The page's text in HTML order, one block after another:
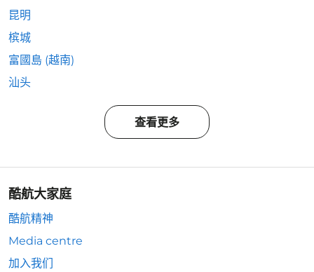
昆明
槟城
富國島 (越南)
汕头
查看更多
酷航大家庭
酷航精神
Media centre
加入我们